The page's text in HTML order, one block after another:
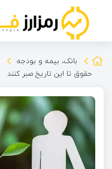
بانک، بیمه و بودجه
حقوق تا این تاریخ صبر کنند